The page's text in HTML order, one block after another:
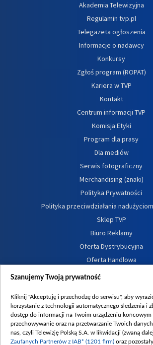
Akademia Telewizyjna
Regulamin tvp.pl
Telegazeta ogłoszenia
Informacje o nadawcy
Konkursy
Zgłoś program (ROPAT)
Kariera w TVP
Kontakt
Centrum informacji TVP
Komisja Etyki
Program dla prasy
Dla mediów
Serwis fotograficzny
Merchandising (znaki)
Polityka Prywatności
Polityka przeciwdziałania
Sklep TVP
Biuro Reklamy
Oferta Dystrybucyjna
Oferta Handlowa
Dostępność
Procedura zgłoszeń
Szanujemy Twoją prywatność
Kliknij "Akceptuję i przechodzę do serwisu", aby
korzystanie z technologii automatycznego śledzenia i
dostęp do informacji na Twoim urządzeniu końcowym
przechowywanie oraz na przetwarzanie Twoich
nas, czyli Telewizję Polską S.A. w likwidacji (zwaną dalej
Zaufanych Partnerów z IAB* (1201 firm) oraz